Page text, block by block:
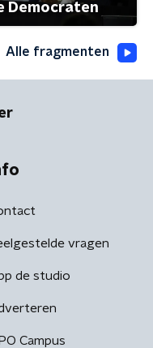
Democraten
Alle fragmenten
vragen
de studio
Campus